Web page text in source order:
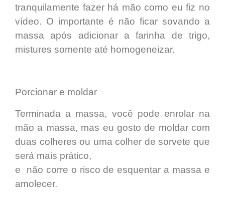
tranquilamente fazer há mão como eu fiz no
vídeo. O importante é não ficar sovando a
massa após adicionar a farinha de trigo,
mistures somente até homogeneizar.
Porcionar e moldar
Terminada a massa, você pode enrolar na
mão a massa, mas eu gosto de moldar com
duas colheres ou uma colher de sorvete que
será mais prático,
e não corre o risco de esquentar a massa e
amolecer.